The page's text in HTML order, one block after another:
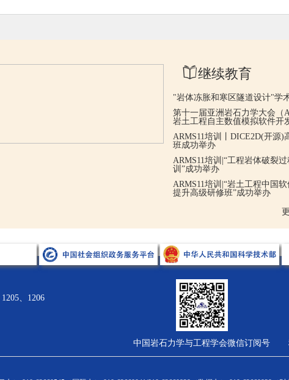
继续教育
"岩体冻胀和寒区隧道设计"学
第十一届亚洲岩石力学大会（
岩土工程自主数值模拟软件开
ARMS11培训丨DICE2D(开源
班成功举办
ARMS11培训|“工程岩体破裂
训”成功举办
ARMS11培训| “岩土工程中国
提升高级研修班”成功举办
、1206
中国岩石力学与工程学会微信订阅号